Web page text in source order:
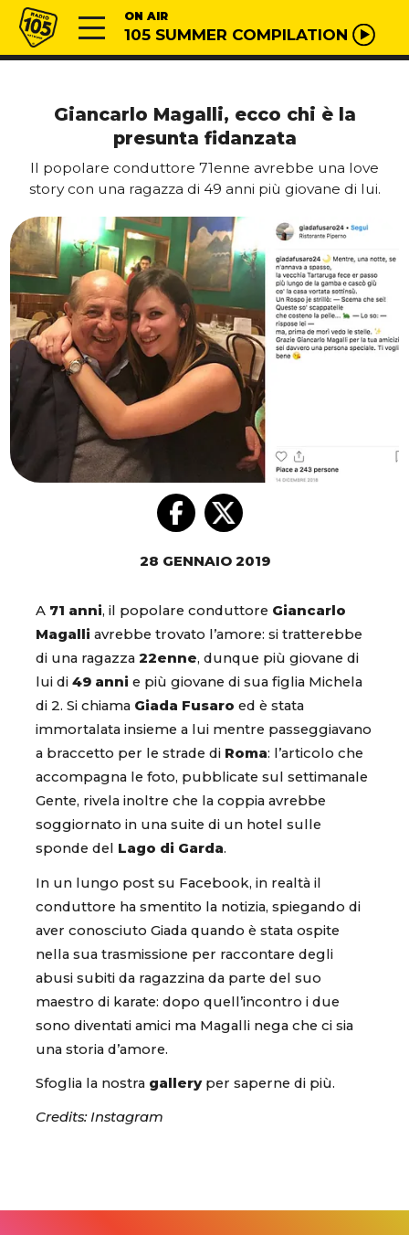
Vai al contenuto
Radio 105 ON AIR
105 SUMMER COMPILATION
Giancarlo Magalli, ecco chi è la
presunta fidanzata
Il popolare conduttore 71enne avrebbe una love
story con una ragazza di 49 anni più giovane di lui.
28 GENNAIO 2019
A 71 anni, il popolare conduttore Giancarlo
Magalli avrebbe trovato l’amore: si tratterebbe
di una ragazza 22enne, dunque più giovane di
lui di 49 anni e più giovane di sua figlia Michela
di 2. Si chiama Giada Fusaro ed è stata
immortalata insieme a lui mentre passeggiavano
a braccetto per le strade di Roma: l’articolo che
accompagna le foto, pubblicate sul settimanale
Gente, rivela inoltre che la coppia avrebbe
soggiornato in una suite di un hotel sulle
sponde del Lago di Garda.
In un lungo post su Facebook, in realtà il
conduttore ha smentito la notizia, spiegando di
aver conosciuto Giada quando è stata ospite
nella sua trasmissione per raccontare degli
abusi subiti da ragazzina da parte del suo
maestro di karate: dopo quell’incontro i due
sono diventati amici ma Magalli nega che ci sia
una storia d’amore.
Sfoglia la nostra galleryper saperne di più.
Credits: Instagram